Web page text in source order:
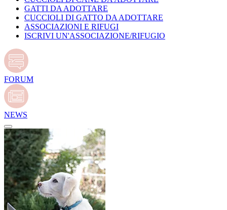
GATTI DA ADOTTARE
CUCCIOLI DI GATTO DA ADOTTARE
ASSOCIAZIONI E RIFUGI
ISCRIVI UN'ASSOCIAZIONE/RIFUGIO
FORUM
NEWS